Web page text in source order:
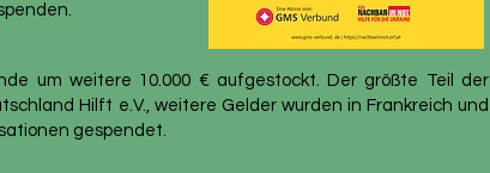
um weitere 10.000 € aufgestockt. Der größte Teil der
Hilft e.V., weitere Gelder wurden in Frankreich und
gespendet.